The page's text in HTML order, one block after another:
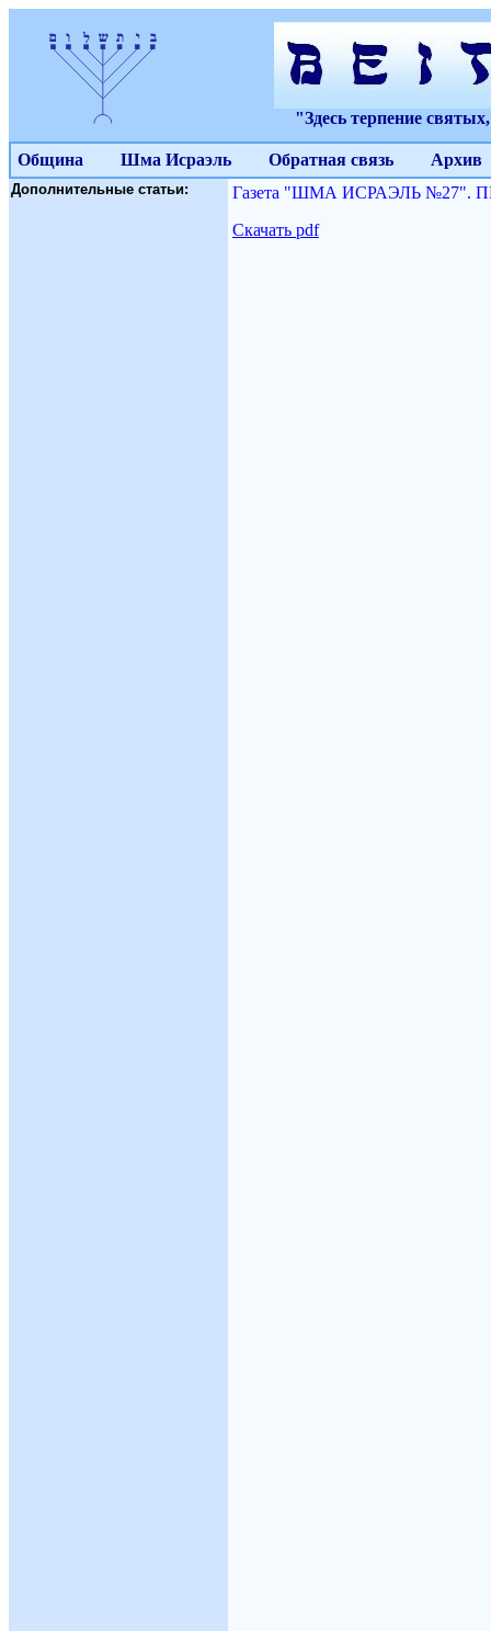
"Здесь терпение
Община Шма Исраэль Обратная связь Архив
Дополнительные статьи:
Газета "ШМА ИСРАЭЛЬ №27".
Скачать pdf